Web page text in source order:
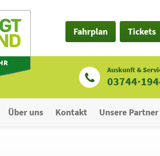
Fahrplan Tickets
Auskunft &
Über uns Kontakt Unsere Partner